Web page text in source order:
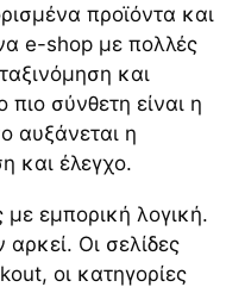
προϊόντα και
e-shop με πολλές
και
σύνθετη είναι η
αυξάνεται η
και έλεγχο.
με εμπορική λογική.
Οι σελίδες
οι κατηγορίες